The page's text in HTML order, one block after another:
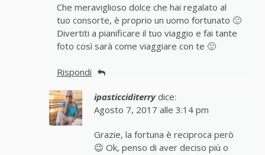
Che meraviglioso dolce che hai regalato al
tuo consorte, è proprio un uomo fortunato 🙂
Divertiti a pianificare il tuo viaggio e fai tante
foto così sarà come viaggiare con te 🙂
Rispondi
ipasticciditerry dice:
Agosto 7, 2017 alle 3:14 pm
Grazie, la fortuna è reciproca però
😉 Ok, penso di aver deciso più o